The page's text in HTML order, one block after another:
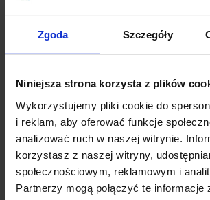
Zgoda Szczegóły
Niniejsza strona korzysta z plików
Wykorzystujemy pliki cookie do
i reklam, aby oferować funkcje
analizować ruch w naszej witrynie.
korzystasz z naszej witryny,
społecznościowym, reklamowym i
Partnerzy mogą połączyć te informacje
budynku. Wykonana jest z białego
dowolny kolor. Lampa posiada
szczelności IP20, który umożliwia
budynków, a także w łazience w
światła jest LED o mocy 29,5W
światło 2700K. Kinkiet
w poziomie. Nadaje się do